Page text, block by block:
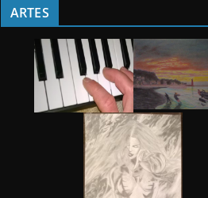
ARTES